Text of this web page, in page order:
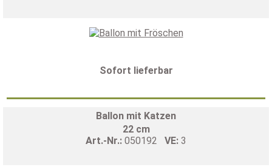
Sofort lieferbar
Ballon mit Katzen
22 cm
Art.-Nr.: 050192 VE: 3